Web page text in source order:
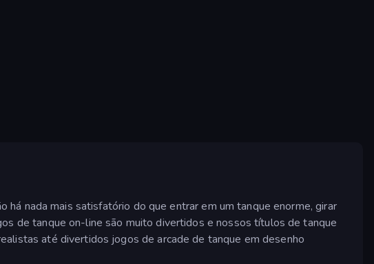
nada mais satisfatório do que entrar em um tanque enorme, girar
de tanque on-line são muito divertidos e nossos títulos de tanque
até divertidos jogos de arcade de tanque em desenho